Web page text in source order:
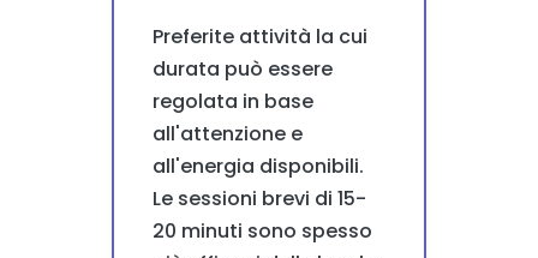
Preferite attività la cui
durata può essere
regolata in base
all'attenzione e
all'energia disponibili.
Le sessioni brevi di 15-
20 minuti sono spesso